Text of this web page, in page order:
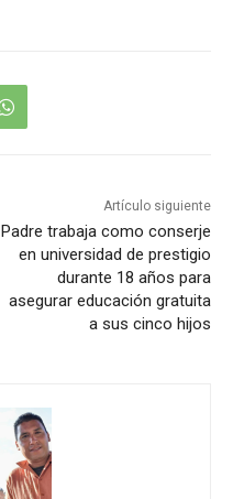
Artículo siguiente
Padre trabaja como conserje
en universidad de prestigio
durante 18 años para
asegurar educación gratuita
a sus cinco hijos